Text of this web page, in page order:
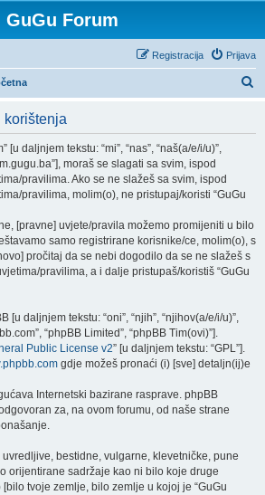
GuGu Forum
Prijava
Registracija
korištenja
[u daljnjem tekstu: “mi”, “nas”, “naš(a/e/i/u)”,
moraš se slagati sa svim, ispod
pravilima. Ako se ne slažeš sa svim, ispod
pravilima, molim(o), ne pristupaj/koristi “GuGu
[pravne] uvjete/pravila možemo promijeniti u bilo
samo registrirane korisnike/ce, molim(o), s
pročitaj da se nebi dogodilo da se ne slažeš s
pravilima, a i dalje pristupaš/koristiš “GuGu
[u daljnjem tekstu: “oni”, “njih”, “njihov(a/e/i/u)”,
“phpBB Limited”, “phpBB Tim(ovi)”].
Public License v2” [u daljnjem tekstu: “GPL”].
gdje možeš pronaći (i) [sve] detaljn(ij)e
Internetski bazirane rasprave. phpBB
za, na ovom forumu, od naše strane
bestidne, vulgarne, klevetničke, pune
orijentirane sadržaje kao ni bilo koje druge
tvoje zemlje, bilo zemlje u kojoj je “GuGu